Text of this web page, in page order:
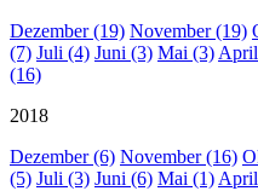
Dezember (19) November (19)
(7) Juli (4) Juni (3) Mai (3)
(16)
2018
Dezember (6) November (16)
(5) Juli (3) Juni (6) Mai (1)